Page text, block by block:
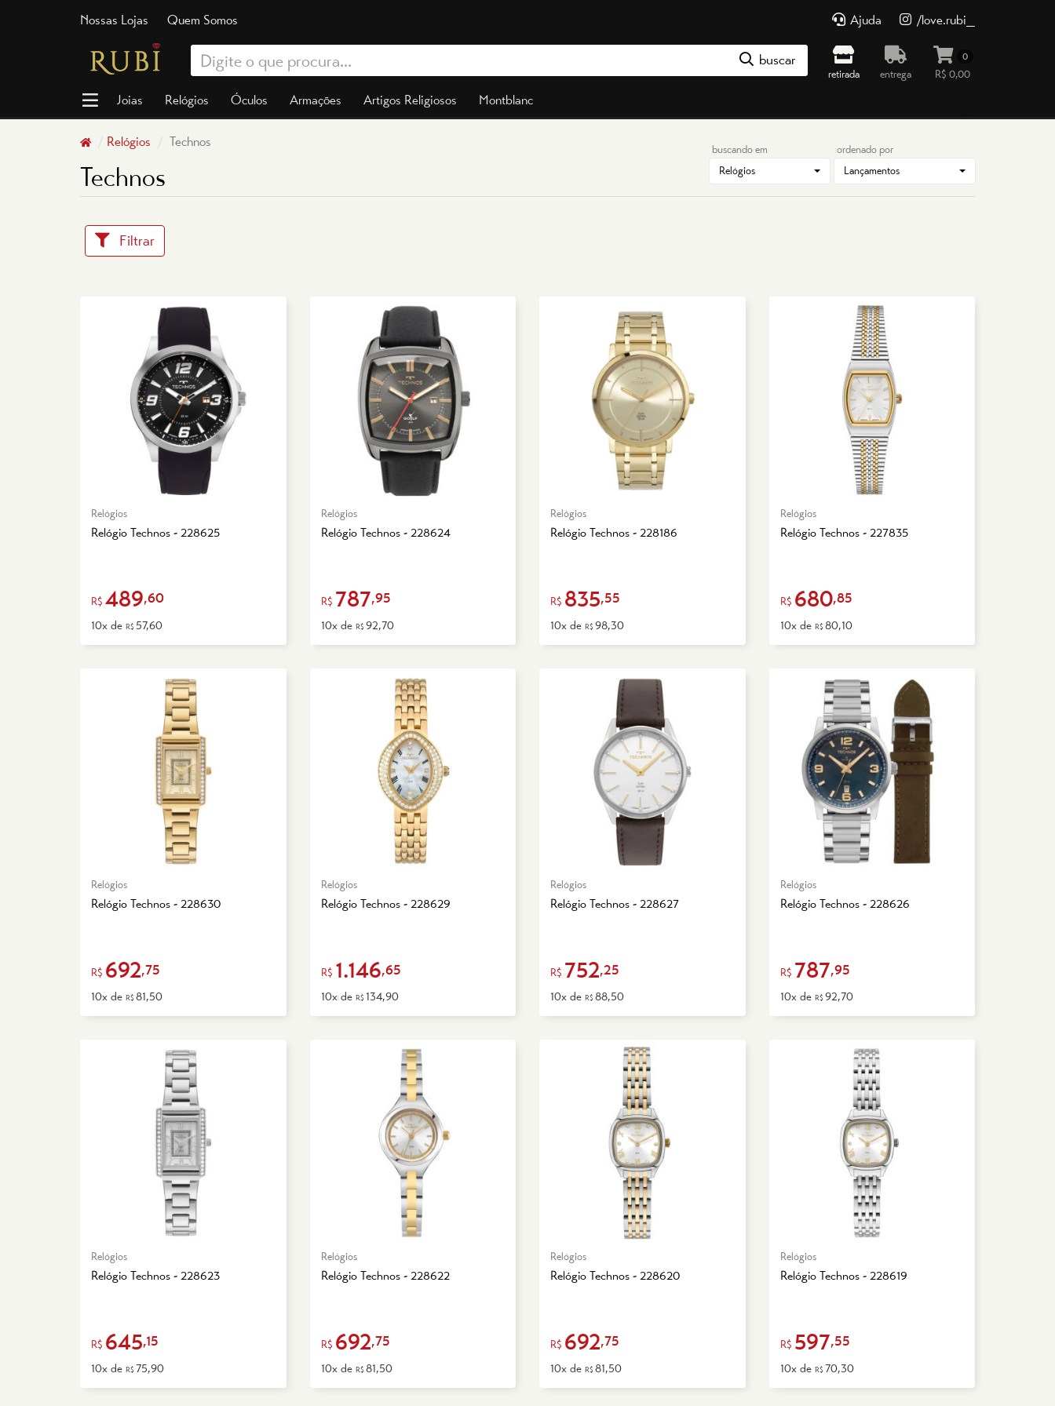
Nossas Lojas Quem Somos /love.rubi_
Ajuda
buscar
retirada entrega
0
R$ 0,00
Joias Relógios Óculos Armações Artigos Religiosos Montblanc
Relógios Technos
Technos
buscando em
Relógios
ordenado por
Lançamentos
Filtrar
Relógios
Relógio Technos - 228625
R$ 489,60
10x de R$ 57,60
Relógios
Relógio Technos - 228624
R$ 787,95
10x de R$92,70
Relógios
Relógio Technos - 228186
R$ 835,55
10x de R$98,30
Relógios
Relógio Technos - 227835
R$ 680,85
10x de R$80,10
Relógios
Relógio Technos - 228630
R$ 692,75
10x de R$81,50
Relógios
Relógio Technos - 228629
R$ 1.146,65
10x de R$ 134,90
Relógios
Relógio Technos - 228627
R$ 752,25
10x de R$88,50
Relógios
Relógio Technos - 228626
R$ 787,95
10x de R$92,70
Relógios
Relógio Technos - 228623
R$ 645,15
10x de R$75,90
Relógios
Relógio Technos - 228622
R$ 692,75
10x de R$81,50
Relógios
Relógio Technos - 228620
R$ 692,75
10x de R$81,50
Relógios
Relógio Technos - 228619
R$ 597,55
10x de R$70,30